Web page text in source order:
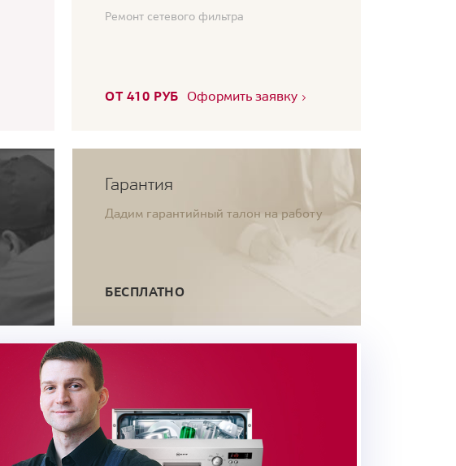
Ремонт сетевого фильтра
ОТ 410 РУБ Оформить заявку
Гарантия
Дадим гарантийный талон на работу
БЕСПЛАТНО